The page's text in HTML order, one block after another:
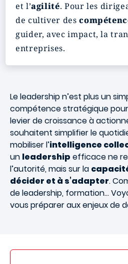
et l’agilité. Pour les
de cultiver des
guider, avec impact, la
entreprises.
Le leadership n’est plus un
compétence stratégique
levier de croissance à
souhaitent simplifier le
mobiliser l’intelligence
un leadership efficace ne
l’autorité, mais sur la
décider et à s’adapter.
de leadership, formation…
vous préparer aux enjeux de